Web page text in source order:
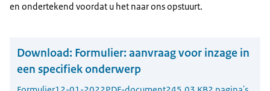
en ondertekend voordat u het naar ons opstuurt.
Download: Formulier: aanvraag voor inzage in
een specifiek onderwerp